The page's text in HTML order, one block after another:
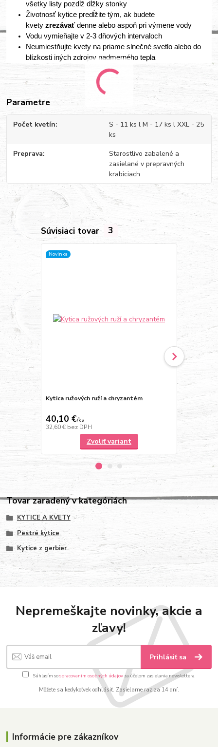
všetky listy pozdĺž dĺžky stonky
Životnosť kytice predĺžite tým, ak budete
kvetyzrezávaťdenne alebo aspoň pri výmene vody
Vodu vymieňajte v 2-3 dňových intervaloch
Neumiestňujte kvety na priame slnečné svetlo alebo do
blízkosti iných zdrojov nadmerného tepla
Parametre
Počet kvetín
S - 11 ks l M - 17 ks l XXL - 25
ks
Preprava
Starostlivo zabalené a
zasielané v prepravných
krabiciach
Súvisiaci tovar 3
Novinka
Kytica ružových ruží a chryzantém
40,10 €/ks
32,60 € bez DPH
Zvoliť variant
Novinka
Kytica
29,90 €
24,31 €
Tovar zaradený v kategóriách
KYTICE A KVETY
Pestré kytice
Kytice z gerbier
Nepremeškajte novinky, akcie a
zľavy!
Prihlásiť sa
Súhlasím sospracovaním osobných údajov za účelom zasielania newslettera.
Môžete sa kedykoľvek odhlásiť. Zasielame raz za 14 dní.
Informácie pre zákazníkov